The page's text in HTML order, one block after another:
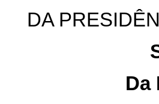
DA
Da